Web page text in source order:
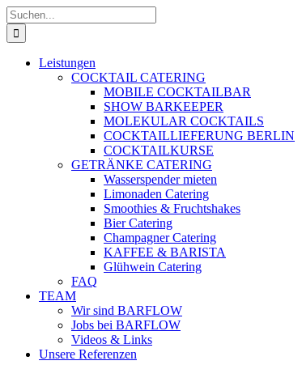
Zum
Inhalt
springen
Suche
nach:
Leistungen
COCKTAIL CATERING
MOBILE COCKTAILBAR
SHOW BARKEEPER
MOLEKULAR COCKTAILS
COCKTAILLIEFERUNG BERLIN
COCKTAILKURSE
GETRÄNKE CATERING
Wasserspender mieten
Limonaden Catering
Smoothies & Fruchtshakes
Bier Catering
Champagner Catering
KAFFEE & BARISTA
Glühwein Catering
FAQ
TEAM
Wir sind BARFLOW
Jobs bei BARFLOW
Videos & Links
Unsere Referenzen